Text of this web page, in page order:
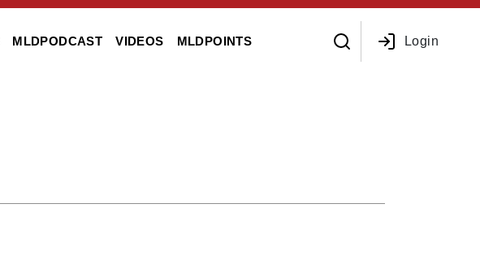
MLDPODCAST VIDEOS MLDPOINTS Login